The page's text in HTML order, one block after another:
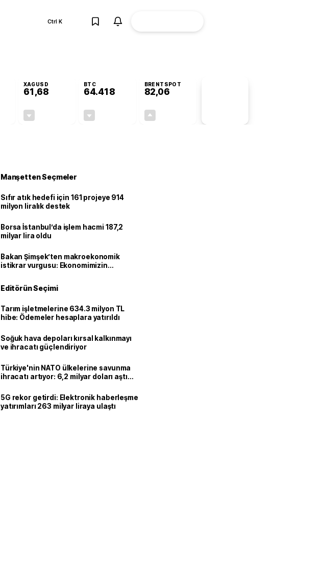
Ctrl K
XAGUSD
61,68
BTC
64.418
BRENTSPOT
82,06
Manşetten Seçmeler
Sıfır atık hedefi için 161 projeye 914
milyon liralık destek
Borsa İstanbul’da işlem hacmi 187,2
milyar lira oldu
Bakan Şimşek’ten makroekonomik
istikrar vurgusu: Ekonomimizin
Editörün Seçimi
Tarım işletmelerine 634.3 milyon TL
hibe: Ödemeler hesaplara yatırıldı
Soğuk hava depoları kırsal kalkınmayı
ve ihracatı güçlendiriyor
Türkiye'nin NATO ülkelerine savunma
ihracatı artıyor: 6,2 milyar doları aştı
5G rekor getirdi: Elektronik haberleşme
yatırımları 263 milyar liraya ulaştı